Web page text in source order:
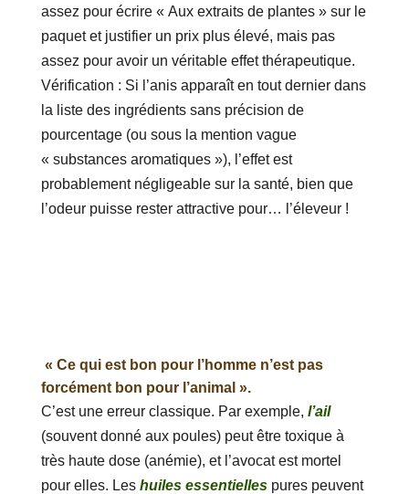
assez pour écrire « Aux extraits de plantes » sur le
paquet et justifier un prix plus élevé, mais pas
assez pour avoir un véritable effet thérapeutique.
Vérification : Si l’anis apparaît en tout dernier dans
la liste des ingrédients sans précision de
pourcentage (ou sous la mention vague
« substances aromatiques »), l’effet est
probablement négligeable sur la santé, bien que
l’odeur puisse rester attractive pour… l’éleveur !
« Ce qui est bon pour l’homme n’est pas
forcément bon pour l’animal ».
C’est une erreur classique. Par exemple, l’ail
(souvent donné aux poules) peut être toxique à
très haute dose (anémie), et l’avocat est mortel
pour elles. Les huiles essentiellespures peuvent